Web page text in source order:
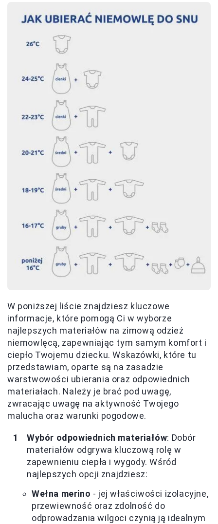
W poniższej liście znajdziesz kluczowe
informacje, które pomogą Ci w wyborze
najlepszych materiałów na zimową odzież
niemowlęcą, zapewniając tym samym komfort i
ciepło Twojemu dziecku. Wskazówki, które tu
przedstawiam, oparte są na zasadzie
warstwowości ubierania oraz odpowiednich
materiałach. Należy je brać pod uwagę,
zwracając uwagę na aktywność Twojego
malucha oraz warunki pogodowe.
Wybór odpowiednich materiałów: Dobór
materiałów odgrywa kluczową rolę w
zapewnieniu ciepła i wygody. Wśród
najlepszych opcji znajdziesz:
Wełna merino - jej właściwości izolacyjne,
przewiewność oraz zdolność do
odprowadzania wilgoci czynią ją idealnym